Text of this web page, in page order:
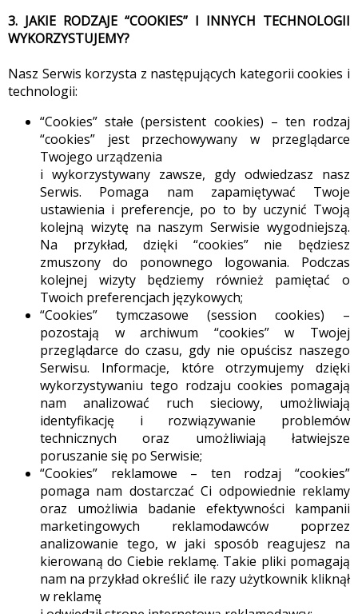
3. JAKIE RODZAJE “COOKIES” I INNYCH TECHNOLOGII
WYKORZYSTUJEMY?
Nasz Serwis korzysta z następujących kategorii cookies i
technologii:
“Cookies” stałe (persistent cookies) – ten rodzaj
“cookies” jest przechowywany w przeglądarce
Twojego urządzenia
i wykorzystywany zawsze, gdy odwiedzasz nasz
Serwis. Pomaga nam zapamiętywać Twoje
ustawienia i preferencje, po to by uczynić Twoją
kolejną wizytę na naszym Serwisie wygodniejszą.
Na przykład, dzięki “cookies” nie będziesz
zmuszony do ponownego logowania. Podczas
kolejnej wizyty będziemy również pamiętać o
Twoich preferencjach językowych;
“Cookies” tymczasowe (session cookies) –
pozostają w archiwum “cookies” w Twojej
przeglądarce do czasu, gdy nie opuścisz naszego
Serwisu. Informacje, które otrzymujemy dzięki
wykorzystywaniu tego rodzaju cookies pomagają
nam analizować ruch sieciowy, umożliwiają
identyfikację i rozwiązywanie problemów
technicznych oraz umożliwiają łatwiejsze
poruszanie się po Serwisie;
“Cookies” reklamowe – ten rodzaj “cookies”
pomaga nam dostarczać Ci odpowiednie reklamy
oraz umożliwia badanie efektywności kampanii
marketingowych reklamodawców poprzez
analizowanie tego, w jaki sposób reagujesz na
kierowaną do Ciebie reklamę. Takie pliki pomagają
nam na przykład określić ile razy użytkownik kliknął
w reklamę